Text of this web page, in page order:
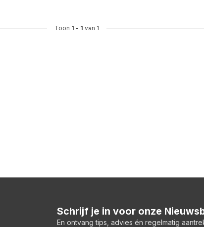
Toon 1 - 1 van 1
Schrijf je in voor onze
En ontvang tips, advies én regelmatig